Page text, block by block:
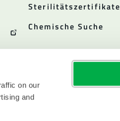
on our
and
Sterilitätszertifikate
Chemische Suche